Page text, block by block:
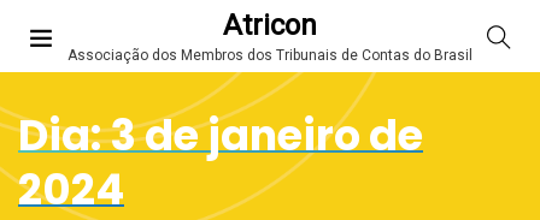
Atricon
Associação dos Membros dos Tribunais de Contas do Brasil
Dia:3 de janeiro de
2024